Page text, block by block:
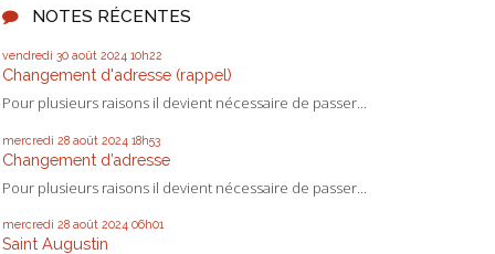
NOTES RÉCENTES
vendredi 30 août 2024 10h22
Changement d'adresse (rappel)
Pour plusieurs raisons il devient nécessaire de passer...
mercredi 28 août 2024 18h53
Changement d’adresse
Pour plusieurs raisons il devient nécessaire de passer...
mercredi 28 août 2024 06h01
Saint Augustin